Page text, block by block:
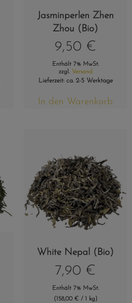
Jasminperlen Zhen
Zhou (Bio)
9,50 €
Enthält 7% MwSt.
zzgl. Versand
Lieferzeit: ca. 2-5 Werktage
In den Warenkorb
White Nepal (Bio)
7,90 €
Enthält 7% MwSt.
(158,00 € / 1 kg)